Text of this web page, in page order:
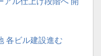
各ビル建設進む